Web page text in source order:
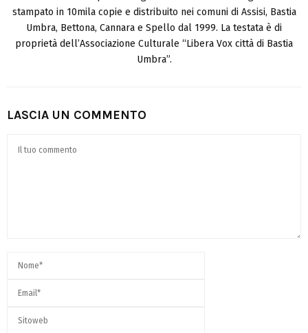
stampato in 10mila copie e distribuito nei comuni di Assisi, Bastia
Umbra, Bettona, Cannara e Spello dal 1999. La testata è di
proprietà dell’Associazione Culturale “Libera Vox città di Bastia
Umbra”.
LASCIA UN COMMENTO